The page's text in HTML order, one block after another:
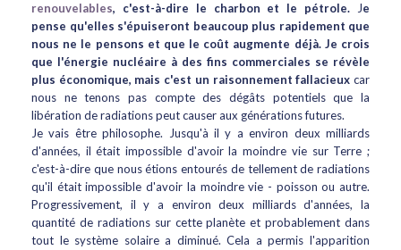
renouvelables, c'est-à-dire le charbon et le pétrole. Je
pense qu'elles s'épuiseront beaucoup plus rapidement que
nous ne le pensons et que le coût augmente déjà. Je crois
que l'énergie nucléaire à des fins commerciales se révèle
plus économique, mais c'est un raisonnement fallacieux car
nous ne tenons pas compte des dégâts potentiels que la
libération de radiations peut causer aux générations futures.
Je vais être philosophe. Jusqu'à il y a environ deux milliards
d'années, il était impossible d'avoir la moindre vie sur Terre ;
c'est-à-dire que nous étions entourés de tellement de radiations
qu'il était impossible d'avoir la moindre vie - poisson ou autre.
Progressivement, il y a environ deux milliards d'années, la
quantité de radiations sur cette planète et probablement dans
tout le système solaire a diminué. Cela a permis l'apparition